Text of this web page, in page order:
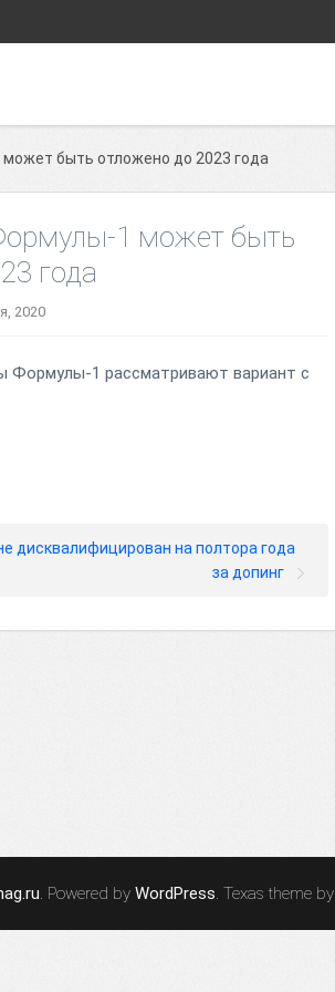
быть отложено до 2023 года
1 может быть
года
2020
Формулы-1 рассматривают вариант с
дисквалифицирован на полтора года
за допинг
. Powered by WordPress. Texas theme by